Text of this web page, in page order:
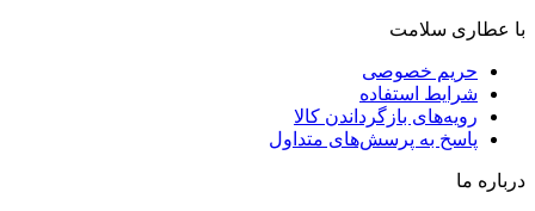
با عطاری سلامت
حریم خصوصی
شرایط استفاده
رویه‌های بازگرداندن کالا
پاسخ به پرسش‌های متداول
درباره ما